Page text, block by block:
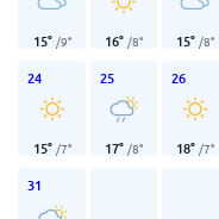
15° /9° 16° /8° 15° /8°
24
15° /7°
25
17° /8°
26
18° /7°
31